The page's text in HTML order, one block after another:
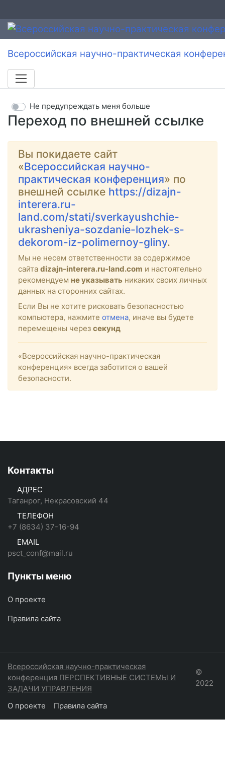
Всероссийская научно-практическая
Переход по внешней ссылке
Не предупреждать меня больше
Вы покидаете сайт
«Всероссийская научно-
практическая конференция» по
внешней ссылке https://dizajn-
interera.ru-
land.com/stati/sverkayushchie-
ukrasheniya-sozdanie-lozhek-s-
dekorom-iz-polimernoy-gliny.
Мы не несем ответственности за содержимое
сайта dizajn-interera.ru-land.com и настоятельно
рекомендуем не указывать никаких своих личных
данных на сторонних сайтах.
Если Вы не хотите рисковать безопасностью
компьютера, нажмите отмена, иначе вы будете
перемещены через секунд
«Всероссийская научно-практическая
конференция» всегда заботится о вашей
безопасности.
Контакты
АДРЕС
Таганрог, Некрасовский 44
ТЕЛЕФОН
+7 (8634) 37-16-94
EMAIL
psct_conf@mail.ru
Пункты меню
О проекте
Правила сайта
Всероссийская научно-практическая
конференция ПЕРСПЕКТИВНЫЕ СИСТЕМЫ И
ЗАДАЧИ УПРАВЛЕНИЯ
©
2022
О проекте Правила сайта